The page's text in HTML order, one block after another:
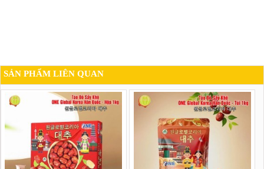
SẢN PHẨM LIÊN QUAN